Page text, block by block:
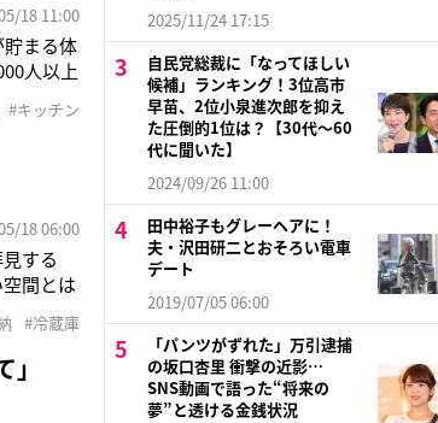
18 11:00
まる体
人以上
#キッチン
18 06:00
する
間とは
のよう
#冷蔵庫
2025/11/24 17:15
自民党総裁に「なってほしい
候補」ランキング！3位高市
早苗、2位小泉進次郎を抑え
た圧倒的1位は？【30代〜60
代に聞いた】
2024/09/26 11:00
田中裕子もグレーヘアに！
夫・沢田研二とおそろい電車
デート
2019/07/05 06:00
「パンツがずれた」万引逮捕
の坂口杏里 衝撃の近影…
SNS動画で語った“将来の
夢”と透ける金銭状況